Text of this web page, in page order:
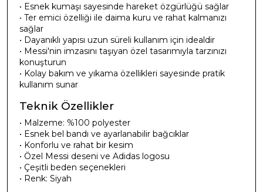
• Esnek kumaşı sayesinde hareket özgürlüğü sağlar
• Ter emici özelliği ile daima kuru ve rahat kalmanızı
sağlar
• Dayanıklı yapısı uzun süreli kullanım için idealdir
• Messi'nin imzasını taşıyan özel tasarımıyla tarzınızı
konuşturun
• Kolay bakım ve yıkama özellikleri sayesinde pratik
kullanım sunar
Teknik Özellikler
• Malzeme: %100 polyester
• Esnek bel bandı ve ayarlanabilir bağcıklar
• Konforlu ve rahat bir kesim
• Özel Messi deseni ve Adidas logosu
• Çeşitli beden seçenekleri
• Renk: Siyah